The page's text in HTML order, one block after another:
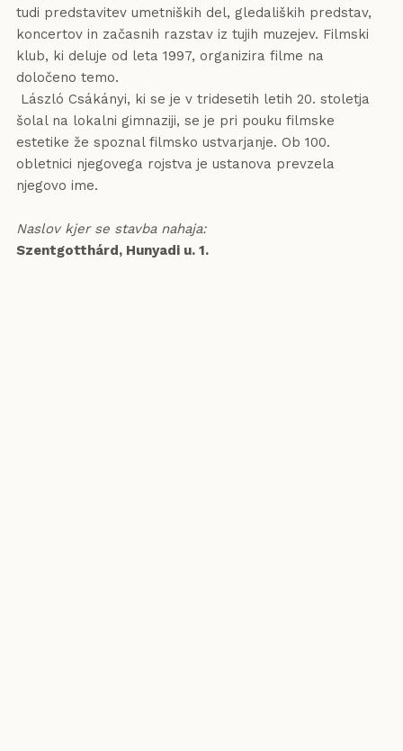
tudi predstavitev umetniških del, gledaliških predstav,
koncertov in začasnih razstav iz tujih muzejev. Filmski
klub, ki deluje od leta 1997, organizira filme na
določeno temo.
László Csákányi, ki se je v tridesetih letih 20. stoletja
šolal na lokalni gimnaziji, se je pri pouku filmske
estetike že spoznal filmsko ustvarjanje. Ob 100.
obletnici njegovega rojstva je ustanova prevzela
njegovo ime.
Naslov kjer se stavba nahaja:
Szentgotthárd, Hunyadi u. 1.